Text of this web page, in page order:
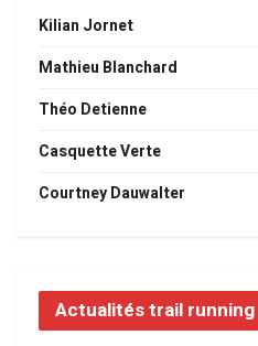
Kilian Jornet
Mathieu Blanchard
Théo Detienne
Casquette Verte
Courtney Dauwalter
Actualités trail running